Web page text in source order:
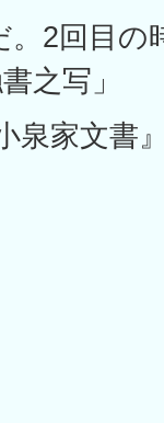
時は、
之写」
町指